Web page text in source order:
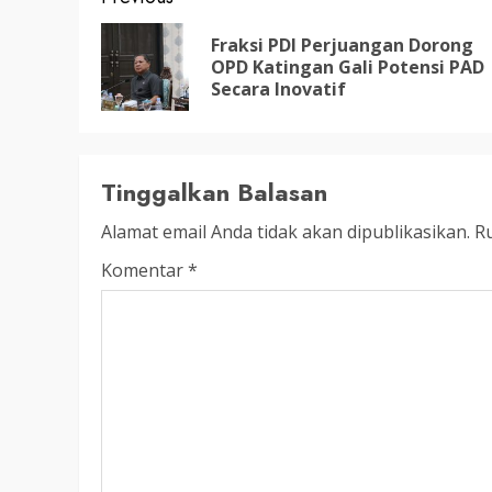
navigationFraksi PDI Perjuangan Dorong
OPD Katingan Gali Potensi PAD
Secara Inovatif
Tinggalkan Balasan
Alamat email Anda tidak akan dipublikasikan.
Komentar*
Ribuan Warga Katingan
Halaman DPRD Rayakan
Parlemen dengan Jalan